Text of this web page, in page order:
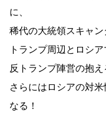
に、
稀代の大統領スキャン
トランプ周辺とロシ
反トランプ陣営の抱え
さらにはロシアの対
なる！